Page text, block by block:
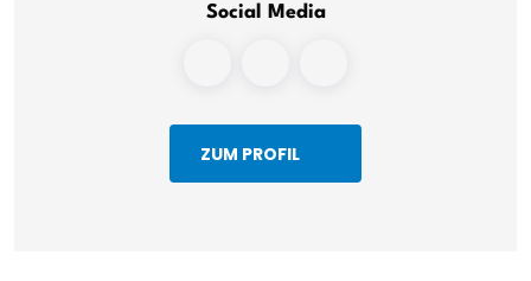
Social Media
ZUM PROFIL